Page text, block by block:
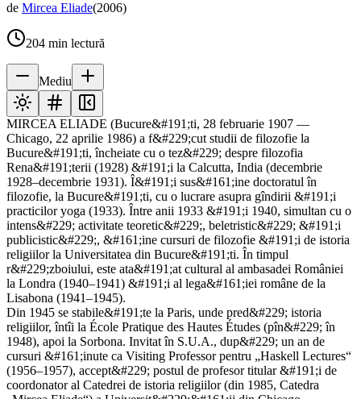
de Mircea Eliade(2006)
204 min lectură
Mediu
MIRCEA ELIADE (Bucure&#191;ti, 28 februarie 1907 —
Chicago, 22 aprilie 1986) a f&#229;cut studii de filozofie la
Bucure&#191;ti, încheiate cu o tez&#229; despre filozofia
Rena&#191;terii (1928) &#191;i la Calcutta, India (decembrie
1928–decembrie 1931). Î&#191;i sus&#161;ine doctoratul în
filozofie, la Bucure&#191;ti, cu o lucrare asupra gîndirii &#191;i
practicilor yoga (1933). Între anii 1933 &#191;i 1940, simultan cu o
intens&#229; activitate teoretic&#229;, beletristic&#229; &#191;i
publicistic&#229;, &#161;ine cursuri de filozofie &#191;i de istoria
religiilor la Universitatea din Bucure&#191;ti. În timpul
r&#229;zboiului, este ata&#191;at cultural al ambasadei României
la Londra (1940–1941) &#191;i al lega&#161;iei române de la
Lisabona (1941–1945).
Din 1945 se stabile&#191;te la Paris, unde pred&#229; istoria
religiilor, întîi la École Pratique des Hautes Études (pîn&#229; în
1948), apoi la Sorbona. Invitat în S.U.A., dup&#229; un an de
cursuri &#161;inute ca Visiting Professor pentru „Haskell Lectures“
(1956–1957), accept&#229; postul de profesor titular &#191;i de
coordonator al Catedrei de istoria religiilor (din 1985, Catedra